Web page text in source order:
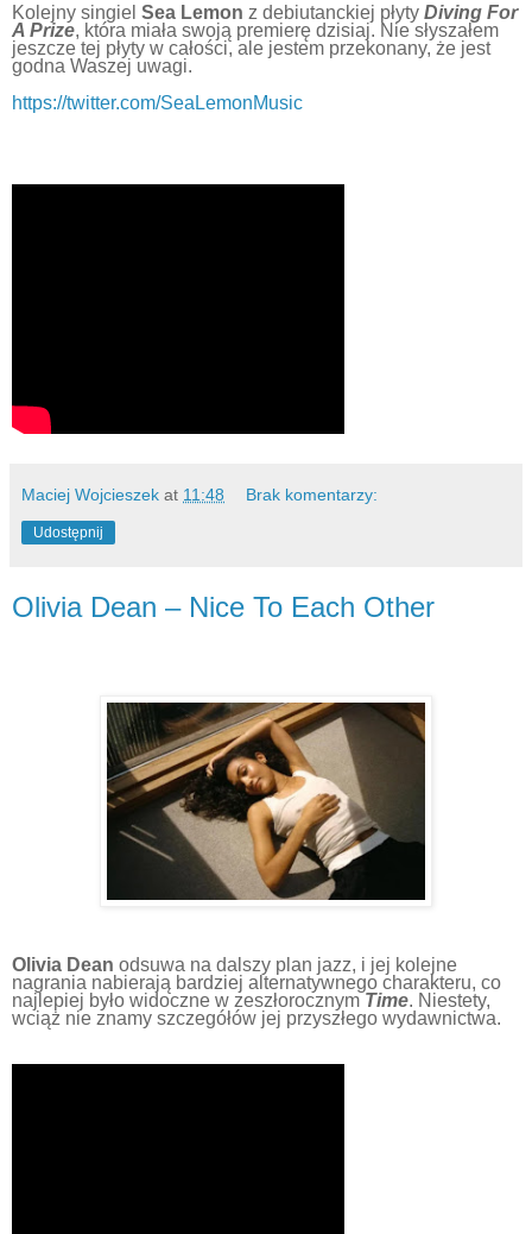
Kolejny singiel Sea Lemon z debiutanckiej płyty Diving For
A Prize, która miała swoją premierę dzisiaj. Nie słyszałem
jeszcze tej płyty w całości, ale jestem przekonany, że jest
godna Waszej uwagi.
https://twitter.com/SeaLemonMusic
Maciej Wojcieszek at 11:48 Brak komentarzy:
Udostępnij
Olivia Dean – Nice To Each Other
Olivia Dean odsuwa na dalszy plan jazz, i jej kolejne
nagrania nabierają bardziej alternatywnego charakteru, co
najlepiej było widoczne w zeszłorocznym Time. Niestety,
wciąż nie znamy szczegółów jej przyszłego wydawnictwa.